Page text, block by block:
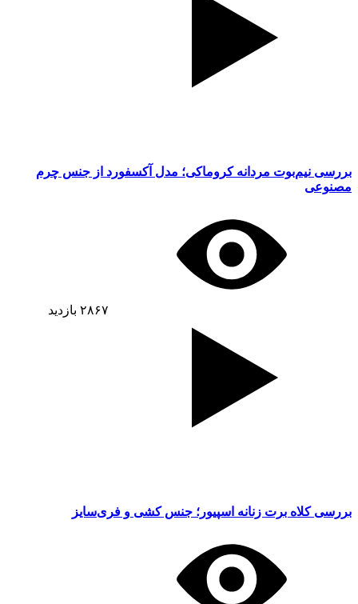
بررسی نیم‌بوت مردانه کروماکی؛ مدل آکسفورد از جنس چرم
مصنوعی
۲۸۶۷ بازدید
بررسی کلاه برت زنانه اسپیور؛ جنس کشی و فری‌سایز